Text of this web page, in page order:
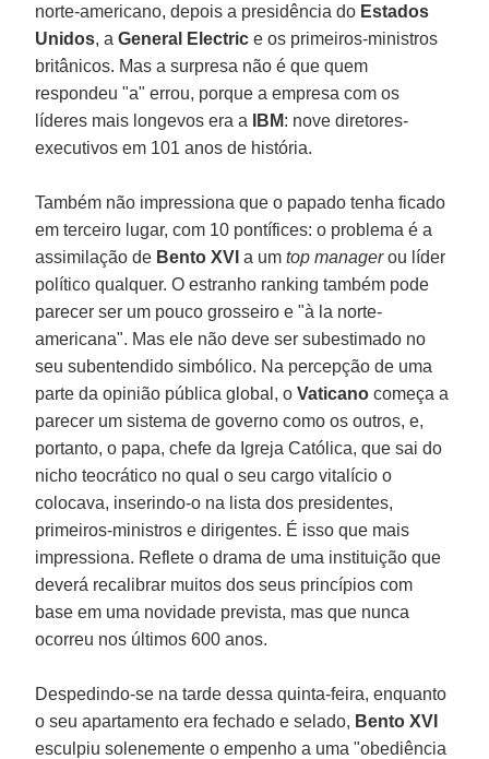
norte-americano, depois a presidência do Estados
Unidos, aGeneral Electrice os primeiros-ministros
britânicos. Mas a surpresa não é que quem
respondeu "a" errou, porque a empresa com os
líderes mais longevos era a
IBM: nove diretores-
executivos em 101 anos de história.
Também não impressiona que o papado tenha ficado
em terceiro lugar, com 10 pontífices: o problema é a
assimilação de Bento XVIa umtop managerou líder
político qualquer. O estranho ranking também pode
parecer ser um pouco grosseiro e "à la norte-
americana". Mas ele não deve ser subestimado no
seu subentendido simbólico. Na percepção de uma
parte da opinião pública global, oVaticanocomeça a
parecer um sistema de governo como os outros, e,
portanto, o papa, chefe da Igreja Católica, que sai do
nicho teocrático no qual o seu cargo vitalício o
colocava, inserindo-o na lista dos presidentes,
primeiros-ministros e dirigentes. É isso que mais
impressiona. Reflete o drama de uma instituição que
deverá recalibrar muitos dos seus princípios com
base em uma novidade prevista, mas que nunca
ocorreu nos últimos 600 anos.
Despedindo-se na tarde dessa quinta-feira, enquanto
o seu apartamento era fechado e selado, Bento XVI
esculpiu solenemente o empenho a uma "obediência